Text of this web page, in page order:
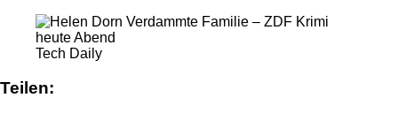
Tech Daily
Teilen: